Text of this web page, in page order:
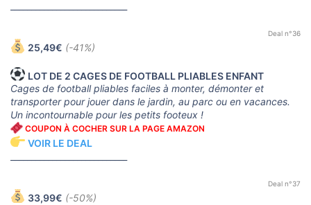
Deal n°36
25,49€ (-41%)
LOT DE 2 CAGES DE FOOTBALL PLIABLES ENFANT
Cages de football pliables faciles à monter, démonter et
transporter pour jouer dans le jardin, au parc ou en vacances.
Un incontournable pour les petits footeux !
COUPON À COCHER SUR LA PAGE AMAZON
VOIR LE DEAL
Deal n°37
33,99€ (-50%)